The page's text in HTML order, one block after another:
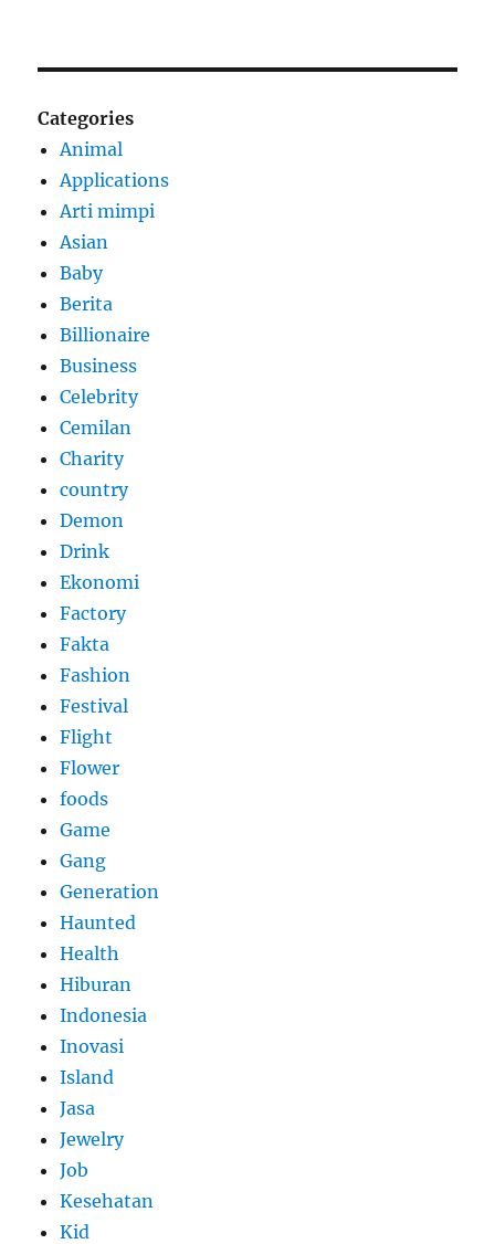
Categories
Animal
Applications
Arti mimpi
Asian
Baby
Berita
Billionaire
Business
Celebrity
Cemilan
Charity
country
Demon
Drink
Ekonomi
Factory
Fakta
Fashion
Festival
Flight
Flower
foods
Game
Gang
Generation
Haunted
Health
Hiburan
Indonesia
Inovasi
Island
Jasa
Jewelry
Job
Kesehatan
Kid